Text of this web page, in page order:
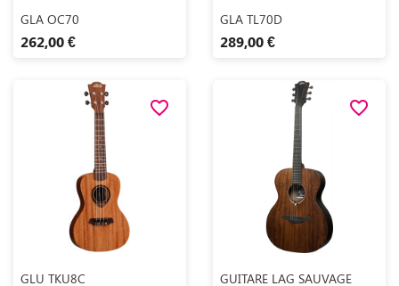
Aperçu rapide
GLA OC70
262,00 €
Aperçu rapide
GLA TL70D
289,00 €
Aperçu rapide
GLU TKU8C
favorite_border
Aperçu rapide
GUITARE LAG SAUVAGE
favorite_border